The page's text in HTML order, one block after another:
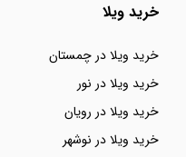
خرید ویلا
خرید ویلا در چمستان
خرید ویلا در نور
خرید ویلا در رویان
خرید ویلا در نوشهر